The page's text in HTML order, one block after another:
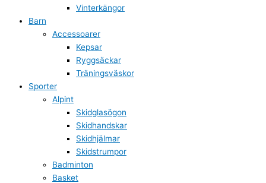
Vinterkängor
Barn
Accessoarer
Kepsar
Ryggsäckar
Träningsväskor
Sporter
Alpint
Skidglasögon
Skidhandskar
Skidhjälmar
Skidstrumpor
Badminton
Basket